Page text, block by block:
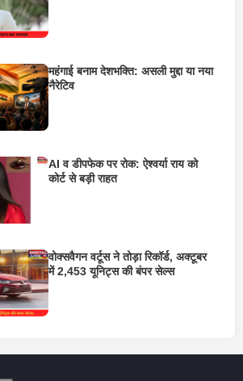
महंगाई बनाम देशभक्ति: असली मुद्दा या नया
नैरेटिव
AI व डीपफेक पर रोक: ऐश्वर्या राय को
कोर्ट से बड़ी राहत
वोक्सवैगन वर्टूस ने तोड़ा रिकॉर्ड, अक्टूबर
में 2,453 यूनिट्स की बंपर सेल्स